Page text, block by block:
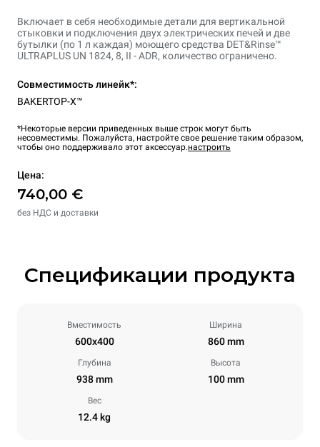
Включает в себя необходимые детали для вертикальной
стыковки и подключения двух электрических печей и две
бутылки (по 1 л каждая) моющего средства DET&Rinse™
ULTRAPLUS UN 1824, 8, II - ADR, количество ограничено.
Совместимость линейк*:
BAKERTOP-X™
*Некоторые версии приведенных выше строк могут быть
несовместимы. Пожалуйста, настройте свое решение таким образом,
чтобы оно поддерживало этот аксессуар.настроить
Цена:
740,00 €
без НДС и доставки
Спецификации продукта
Вместимость
600x400
Ширина
860 mm
Глубина
938 mm
Высота
100 mm
Вес
12.4 kg